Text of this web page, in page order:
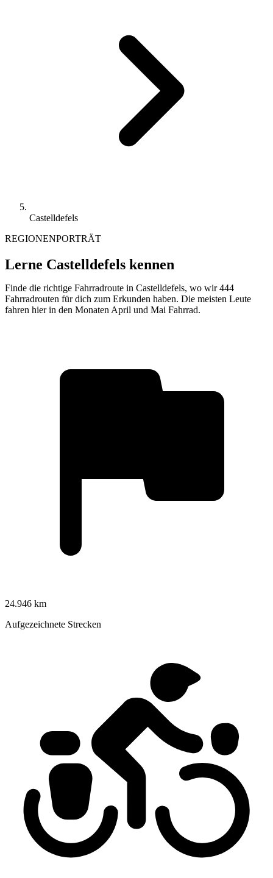
Castelldefels
REGIONENPORTRÄT
Lerne Castelldefels kennen
Finde die richtige Fahrradroute in Castelldefels, wo wir 444
Fahrradrouten für dich zum Erkunden haben. Die meisten Leute
fahren hier in den Monaten April und Mai Fahrrad.
24.946 km
Aufgezeichnete Strecken